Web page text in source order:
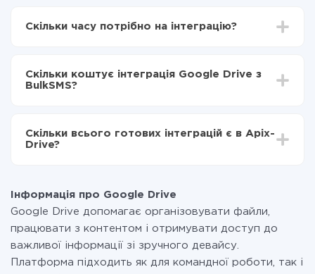
Вибираєте які дані передавати з Google Drive в
Тепер дані будуть автоматично передаватися з
Google Drive в BulkSMS
Скільки часу потрібно на інтеграцію?
становити від 5-ти до 30-хвилин. У середньому
налаштування займає 10-15 хвилин.
Скільки коштує інтеграція Google Drive з
BulkSMS?
Ви оплачуєте лише кількість даних, які за фактом
передаються з однієї вашої системи в іншу через
при необхідності. Детальніше про
Скільки всього готових інтеграцій є в Apix-
Drive?
Інформація про Google Drive
Google Drive допомагає організовувати файли,
працювати з контентом і отримувати доступ до
важливої інформації зі зручного девайсу.
Платформа підходить як для командної роботи, так і